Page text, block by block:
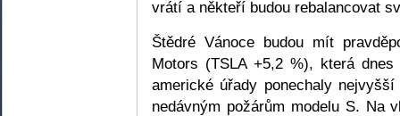
vrátí a někteří budou rebalancovat
Štědré Vánoce budou mít
Motors (TSLA +5,2 %), která
americké úřady ponechaly
nedávným požárům modelu S. Na